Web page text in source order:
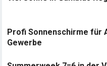
Profi Sonnenschirme für
Gewerbe